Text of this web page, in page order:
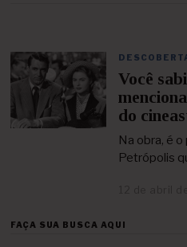
Você
do
Na obra, é
Petrópolis
FAÇA SUA BUSCA AQUI